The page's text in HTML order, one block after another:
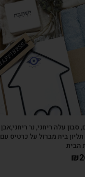
צפייה מהירה
עלה ריחני, נר ריחני,אבן
בית מברזל על כרטיס עם
הבית
₪